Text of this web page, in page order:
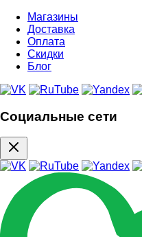
Магазины
Доставка
Оплата
Скидки
Блог
Социальные сети